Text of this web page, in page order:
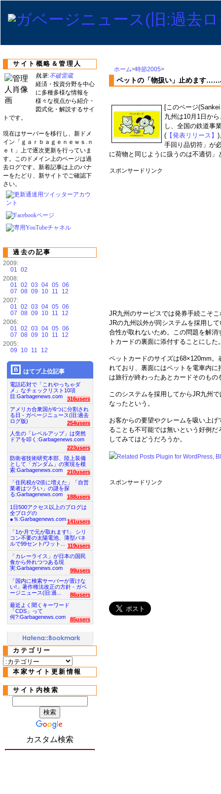
ホーム>時節2005>
ペットの「物扱い」止めます
[このページ
九州は10月1日か
し、全国の鉄道事
( 【発表リリース】 )
手回り品切符」が
に荷物と同じように扱うのは不適切
スポンサードリンク
JR九州のサービスでは発券手続こそ
JRの九州以外が同システムを採用し
合性が取れないため。この問題を解
トカードの裏面に添付することにした
ペットカードのサイズは68×120mm
れており、裏面にはペットを電車内
は旅行が終わったあとカードそのもの
このシステムを採用してからJR九州
なったという。
お客からの要望やクレームを吸い上
ることも不可能では無いという好例
してみてはどうだろうか。
スポンサードリンク
サイト概略＆管理人
執筆:不破雷蔵
経済・投資分野を中心
に多種多様な情報を
様々な視点から紹介・
図式化・解説するサイ
トです。
現在はサーバーを移行し、新ドメ
イン「ｇａｒｂａｇｅｎｅｗｓ.ｎ
ｅｔ」上で逐次更新を行っていま
す。このドメイン上のページは過
去ログです。新着記事は上のバナ
ーをたどり、新サイトでご確認下
さい。
過去の記事
2009:
01 02
2008:
01 02 03 04 05 06
07 08 09 10 11
12
2007:
01 02 03 04 05 06
07 08 09 10 11
12
2006:
01 02 03 04 05 06
07 08 09 10 11
12
2005:
09
10 11 12
はてブ上位記事
電話応対で「これやっちゃダ
メ」なチェックリスト10項
目:Garbagenews.com
316users
アメリカ合衆国が6つに分割され
る日 - ガベージニュース(旧:過去
ログ版)
254users
人生の「レベルアップ」は突然
ドアを叩く:Garbagenews.com
223users
防衛省技術研究本部、陸上装備
として「ガンダム」の実現を模
索:Garbagenews.com
210users
「住民税が2倍に増えた」「自営
業者はツラい」の謎を探
る:Garbagenews.com
188users
1日500アクセス以上のブログは
全ブログの
●％:Garbagenews.com 141users
「1か月で元が取れます!」 シリ
コン不要の太陽電池、薄型パネ
ルで99セント/ワット...
119users
「カレーライス」が日本の国民
食から外れつつある現
実:Garbagenews.com
99users
「国内に検索サーバーが置けな
い!」著作権法改正の方針 - ガベ
ージニュース(旧:過...
86users
最近よく聞くキーワード
「CDS」って
何?:Garbagenews.com
85users
カテゴリー
本家サイト更新情報
サイト内検索
カスタム検索